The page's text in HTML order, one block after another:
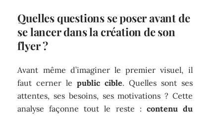
Quelles questions se poser avant de
se lancer dans la création de son
flyer ?
Avant même d’imaginer le premier visuel, il
faut cerner lepublic cible. Quelles sont ses
attentes, ses besoins, ses motivations ? Cette
analyse façonne tout le reste : contenu du